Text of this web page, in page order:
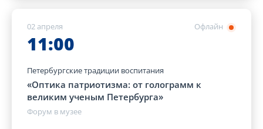
Офлайн
02 апреля
11:00
Петербургские традиции воспитания
«Оптика патриотизма: от голограмм к
великим ученым Петербурга»
Форум в музее